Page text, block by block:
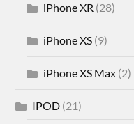
iPhone XR (28)
iPhone XS (9)
iPhone XS Max (2)
IPOD (21)